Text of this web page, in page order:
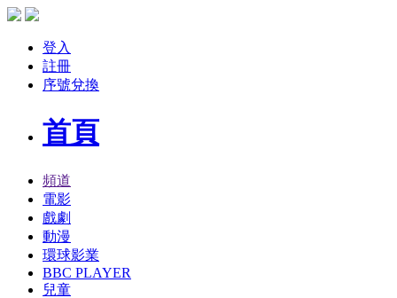
登入
註冊
序號兌換
首頁
頻道
電影
戲劇
動漫
環球影業
BBC PLAYER
兒童